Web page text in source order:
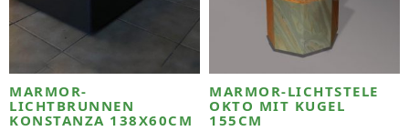
MARMOR-
LICHTBRUNNEN
KONSTANZA 138X60CM
MARMOR-LICHTSTELE
OKTO MIT KUGEL
155CM